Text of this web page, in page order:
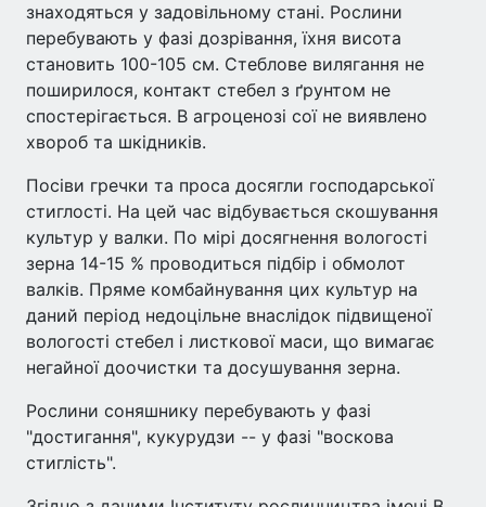
знаходяться у задовільному стані. Рослини
перебувають у фазі дозрівання, їхня висота
становить 100-105 см. Стеблове вилягання не
поширилося, контакт стебел з ґрунтом не
спостерігається. В агроценозі сої не виявлено
хвороб та шкідників.
Посіви гречки та проса досягли господарської
стиглості. На цей час відбувається скошування
культур у валки. По мірі досягнення вологості
зерна 14-15 % проводиться підбір і обмолот
валків. Пряме комбайнування цих культур на
даний період недоцільне внаслідок підвищеної
вологості стебел і листкової маси, що вимагає
негайної доочистки та досушування зерна.
Рослини соняшнику перебувають у фазі
"достигання", кукурудзи -- у фазі "воскова
стиглість".